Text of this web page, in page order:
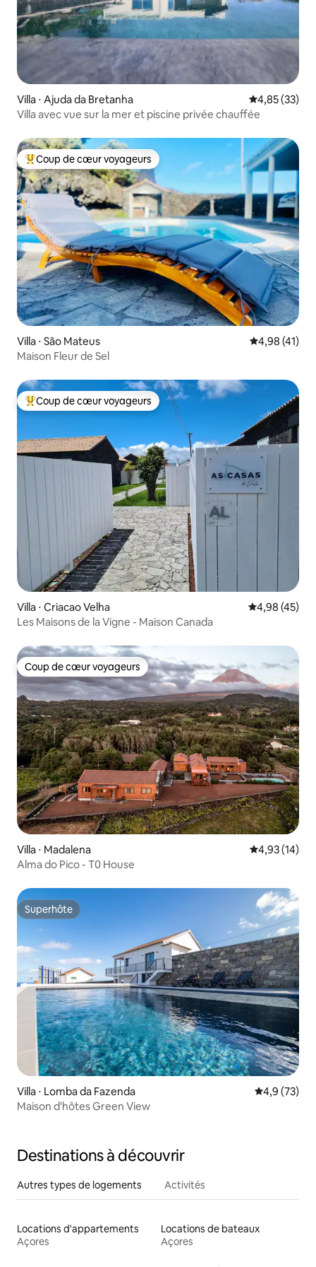
Villa ⋅ Ajuda da Bretanha Évaluation
4,85 (33)
Villa avec vue sur la mer et piscine privée chauffée
Coups de cœur voyageurs les plus appréciés
Coup de cœur voyageurs
Villa ⋅ São Mateus Évaluation
4,98 (41)
Maison Fleur de Sel
Coups de cœur voyageurs les plus appréciés
Coup de cœur voyageurs
Villa ⋅ Criacao Velha Évaluation
4,98 (45)
Les Maisons de la Vigne - Maison Canada
Coup de cœur voyageurs
Coup de cœur voyageurs
Villa ⋅ Madalena Évaluation
4,93 (14)
Alma do Pico - T0 House
Superhôte
Superhôte
Villa ⋅ Lomba da Fazenda Évaluation
4,9 (73)
Maison d'hôtes Green View
Destinations à découvrir
Autres types de logements Activités
Locations d'appartements
Açores
Locations de bateaux
Açores